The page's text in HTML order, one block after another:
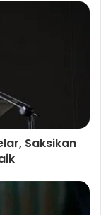
Saksikan